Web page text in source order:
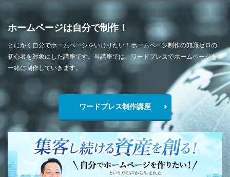
ホームページは自分で制作！
とにかく自分でホームページをいじりたい！ホームページ制作の知識ゼロの
初心者を対象にした講座です。当講座では、ワードプレスでホームページを
一緒に制作していきます。
ワードプレス制作講座